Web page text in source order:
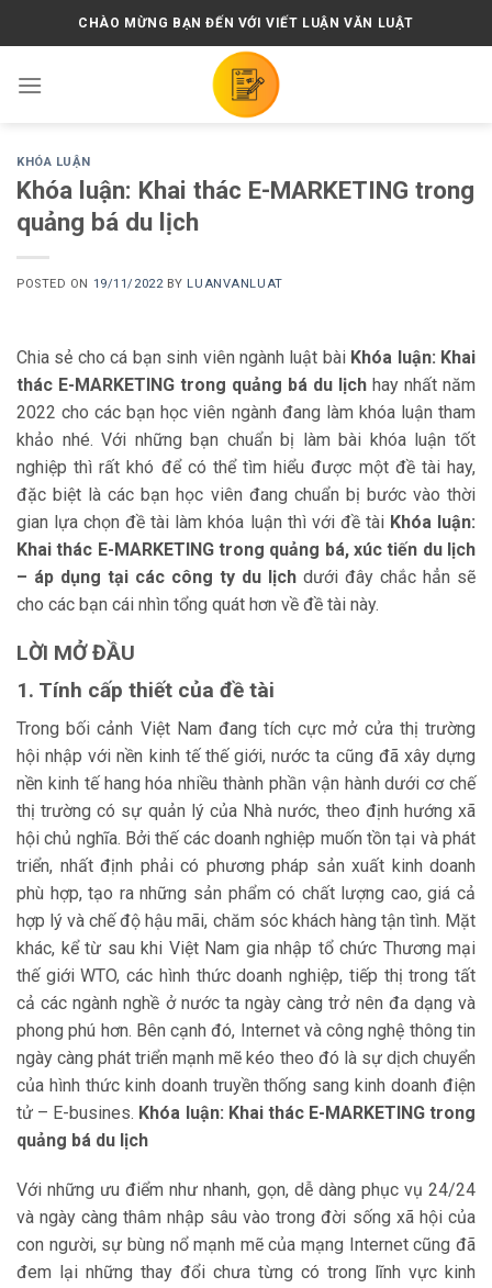
CHÀO MỪNG BẠN ĐẾN VỚI VIẾT LUẬN VĂN LUẬT
KHÓA LUẬN
Khóa luận: Khai thác E-MARKETING trong
quảng bá du lịch
POSTED ON 19/11/2022 BY LUANVANLUAT
Chia sẻ cho cá bạn sinh viên ngành luật bàiKhóa luận: Khai
thác E-MARKETING trong quảng bá du lịch hay nhất năm
2022 cho các bạn học viên ngành đang làm khóa luận tham
khảo nhé. Với những bạn chuẩn bị làm bài khóa luận tốt
nghiệp thì rất khó để có thể tìm hiểu được một đề tài hay,
đặc biệt là các bạn học viên đang chuẩn bị bước vào thời
gian lựa chọn đề tài làm khóa luận thì với đề tài Khóa luận:
Khai thác E-MARKETING trong quảng bá, xúc tiến du lịch
– áp dụng tại các công ty du lịch dưới đây chắc hẳn sẽ
cho các bạn cái nhìn tổng quát hơn về đề tài này.
LỜI MỞ ĐẦU
1. Tính cấp thiết của đề tài
Trong bối cảnh Việt Nam đang tích cực mở cửa thị trường
hội nhập với nền kinh tế thế giới, nước ta cũng đã xây dựng
nền kinh tế hang hóa nhiều thành phần vận hành dưới cơ chế
thị trường có sự quản lý của Nhà nước, theo định hướng xã
hội chủ nghĩa. Bởi thế các doanh nghiệp muốn tồn tại và phát
triển, nhất định phải có phương pháp sản xuất kinh doanh
phù hợp, tạo ra những sản phẩm có chất lượng cao, giá cả
hợp lý và chế độ hậu mãi, chăm sóc khách hàng tận tình. Mặt
khác, kể từ sau khi Việt Nam gia nhập tổ chức Thương mại
thế giới WTO, các hình thức doanh nghiệp, tiếp thị trong tất
cả các ngành nghề ở nước ta ngày càng trở nên đa dạng và
phong phú hơn. Bên cạnh đó, Internet và công nghệ thông tin
ngày càng phát triển mạnh mẽ kéo theo đó là sự dịch chuyển
của hình thức kinh doanh truyền thống sang kinh doanh điện
tử – E-busines. Khóa luận: Khai thác E-MARKETING trong
quảng bá du lịch
Với những ưu điểm như nhanh, gọn, dễ dàng phục vụ 24/24
và ngày càng thâm nhập sâu vào trong đời sống xã hội của
con người, sự bùng nổ mạnh mẽ của mạng Internet cũng đã
đem lại những thay đổi chưa từng có trong lĩnh vực kinh